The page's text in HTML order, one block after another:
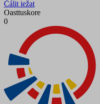
Čálit iežat
Oasttuskore
0